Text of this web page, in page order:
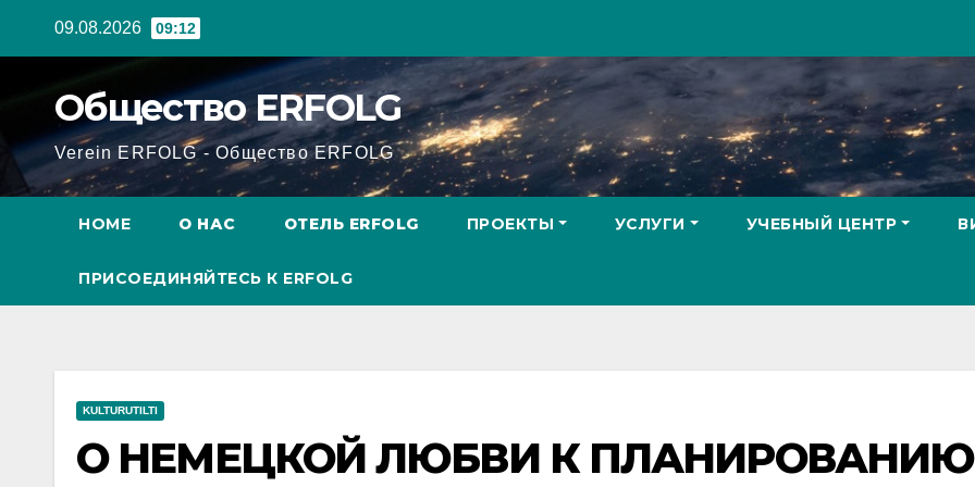
09.08.2026 09:12
Общество ERFOLG
Verein ERFOLG - Общество ERFOLG
HOME О НАС ОТЕЛЬ ERFOLG ПРОЕКТЫ УСЛУГИ УЧЕБНЫЙ ЦЕНТР
ПРИСОЕДИНЯЙТЕСЬ К ERFOLG
KULTURUTILTI
О НЕМЕЦКОЙ ЛЮБВИ К ПЛАНИРОВАНИЮ